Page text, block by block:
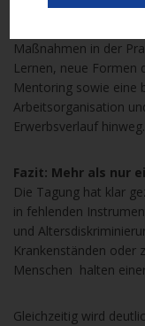
In der
Maßnahmen in der
Lernen, neue Formen
Mentoring sowie eine
Arbeitsorganisation
Erwerbsverlauf hinweg.
Fazit: Mehr als nur
Die Tagung hat klar
in fehlenden
und
Krankenständen oder
Menschen halten
Gleichzeitig wird